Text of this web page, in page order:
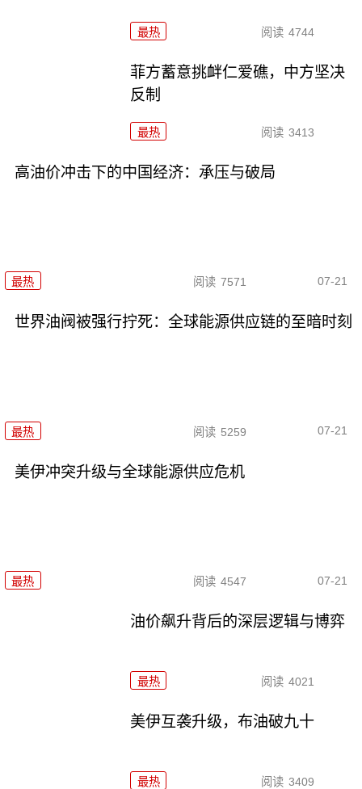
最热 阅读 4744
菲方蓄意挑衅仁爱礁，中方坚决
反制
最热 阅读 3413
高油价冲击下的中国经济：承压与破局
最热 阅读 7571 07-21
世界油阀被强行拧死：全球能源供应链的至暗时刻
最热 阅读 5259 07-21
美伊冲突升级与全球能源供应危机
最热 阅读 4547 07-21
油价飙升背后的深层逻辑与博弈
最热 阅读 4021
美伊互袭升级，布油破九十
最热 阅读 3409